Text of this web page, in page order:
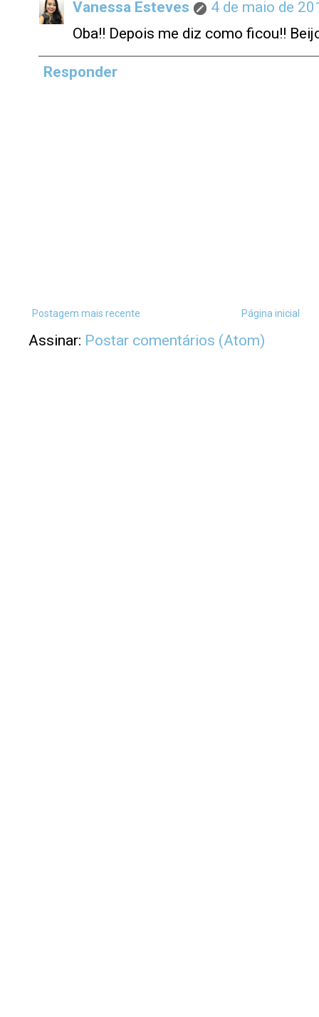
Vanessa Esteves
4 de maio de
Oba!! Depois me diz como ficou!!
Responder
Postagem mais recente Página inicial
Assinar: Postar comentários (Atom)